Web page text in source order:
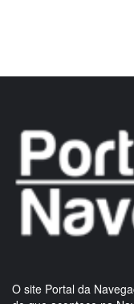
O site Portal da